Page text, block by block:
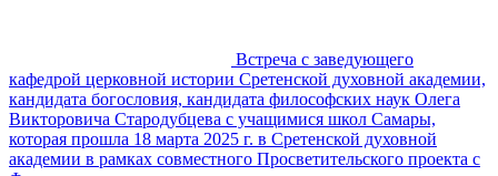
Встреча с заведующего
кафедрой церковной истории Сретенской духовной академии,
кандидата богословия, кандидата философских наук Олега
Викторовича Стародубцева с учащимися школ Самары,
которая прошла 18 марта 2025 г. в Сретенской духовной
академии в рамках совместного Просветительского проекта с